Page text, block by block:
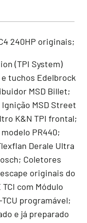
240HP originais;
(TPI System)
tuchos Edelbrock
MSD Billet;
MSD Street
K&N TPI frontal;
PR440;
Derale Ultra
Coletores
originais do
com Módulo
programável;
e já preparado